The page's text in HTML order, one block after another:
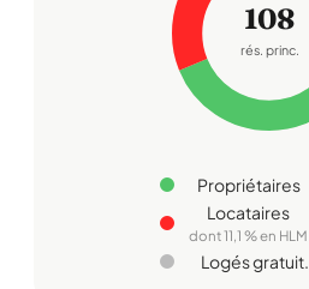
108
rés. princ.
Propriétaires
Locataires
dont 11,1 % en HLM
Logés gratuit.